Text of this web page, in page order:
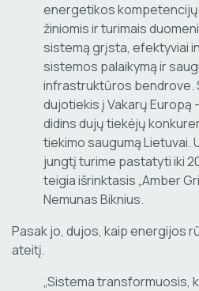
energetikos
žiniomis ir turimais
sistemą grįsta, efektyviai
sistemos palaikymą ir
infrastruktūros bendrove.
dujotiekis į Vakarų Europą
didins dujų tiekėjų
tiekimo saugumą Lietuvai.
jungtį turime pastatyti iki
teigia išrinktasis „Amber
Nemunas Biknius.
Pasak jo, dujos, kaip energijos
ateitį.
„Sistema transformuosis,